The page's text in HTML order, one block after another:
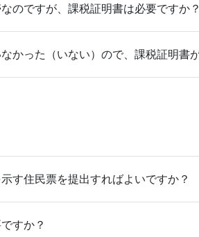
のですが、課税証明書は必要ですか
かった（いない）ので、課税証明書
す住民票を提出すればよいですか？
すか？